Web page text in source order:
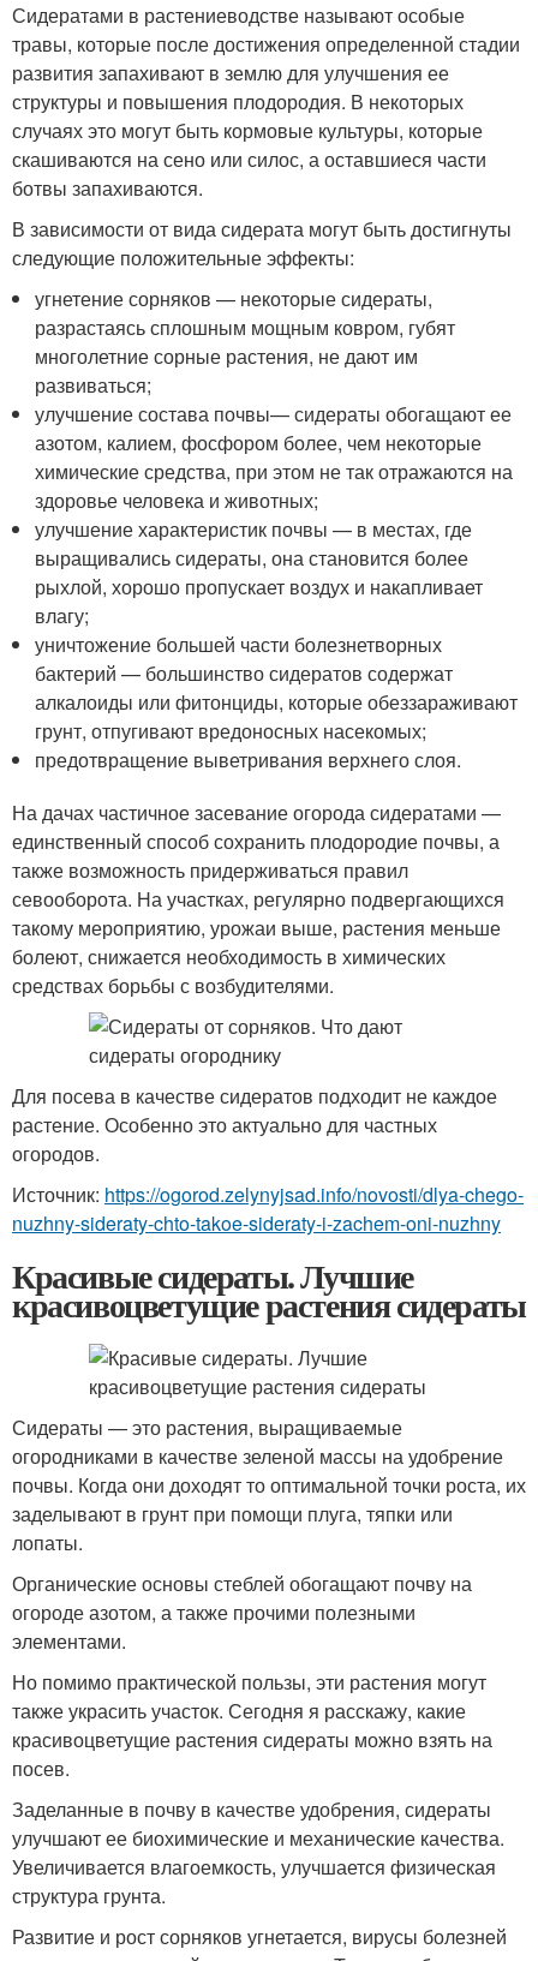
Сидератами в растениеводстве называют особые
травы, которые после достижения определенной стадии
развития запахивают в землю для улучшения ее
структуры и повышения плодородия. В некоторых
случаях это могут быть кормовые культуры, которые
скашиваются на сено или силос, а оставшиеся части
ботвы запахиваются.
В зависимости от вида сидерата могут быть достигнуты
следующие положительные эффекты:
угнетение сорняков — некоторые сидераты,
разрастаясь сплошным мощным ковром, губят
многолетние сорные растения, не дают им
развиваться;
улучшение состава почвы— сидераты обогащают ее
азотом, калием, фосфором более, чем некоторые
химические средства, при этом не так отражаются на
здоровье человека и животных;
улучшение характеристик почвы — в местах, где
выращивались сидераты, она становится более
рыхлой, хорошо пропускает воздух и накапливает
влагу;
уничтожение большей части болезнетворных
бактерий — большинство сидератов содержат
алкалоиды или фитонциды, которые обеззараживают
грунт, отпугивают вредоносных насекомых;
предотвращение выветривания верхнего слоя.
На дачах частичное засевание огорода сидератами —
единственный способ сохранить плодородие почвы, а
также возможность придерживаться правил
севооборота. На участках, регулярно подвергающихся
такому мероприятию, урожаи выше, растения меньше
болеют, снижается необходимость в химических
средствах борьбы с возбудителями.
Для посева в качестве сидератов подходит не каждое
растение. Особенно это актуально для частных
огородов.
Источник: https://ogorod.zelynyjsad.info/novosti/dlya-chego-
nuzhny-sideraty-chto-takoe-sideraty-i-zachem-oni-nuzhny
Красивые сидераты. Лучшие
красивоцветущие растения сидераты
Сидераты — это растения, выращиваемые
огородниками в качестве зеленой массы на удобрение
почвы. Когда они доходят то оптимальной точки роста, их
заделывают в грунт при помощи плуга, тяпки или
лопаты.
Органические основы стеблей обогащают почву на
огороде азотом, а также прочими полезными
элементами.
Но помимо практической пользы, эти растения могут
также украсить участок. Сегодня я расскажу, какие
красивоцветущие растения сидераты можно взять на
посев.
Заделанные в почву в качестве удобрения, сидераты
улучшают ее биохимические и механические качества.
Увеличивается влагоемкость, улучшается физическая
структура грунта.
Развитие и рост сорняков угнетается, вирусы болезней